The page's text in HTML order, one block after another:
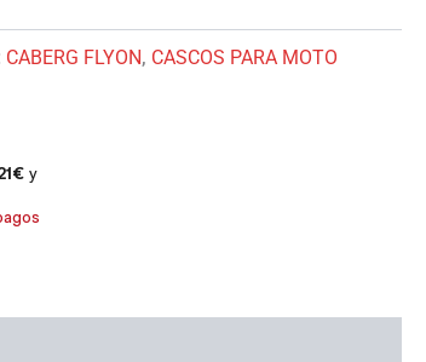
CABERG FLYON, CASCOS PARA MOTO